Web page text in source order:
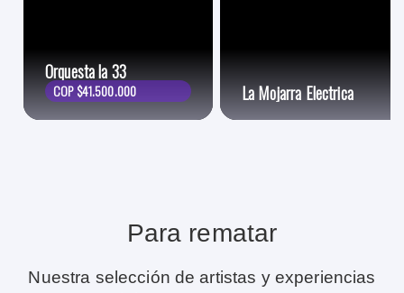
Orquesta la 33
COP $41.500.000 La Mojarra Electrica
Para rematar
Nuestra selección de artistas y experiencias